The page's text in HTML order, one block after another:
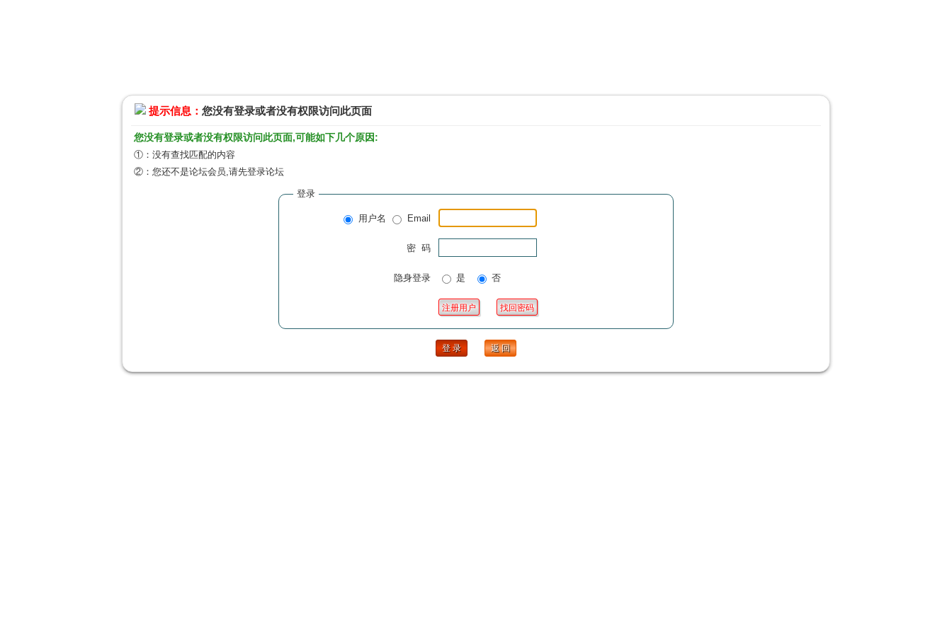
提示信息： 您没有登录或者没有权限访问此页面
您没有登录或者没有权限访问此页面,可能如下几个原因:
①：没有查找匹配的内容
②：您还不是论坛会员,请先登录论坛
登录
用户名 Email
密 码
隐身登录 是 否